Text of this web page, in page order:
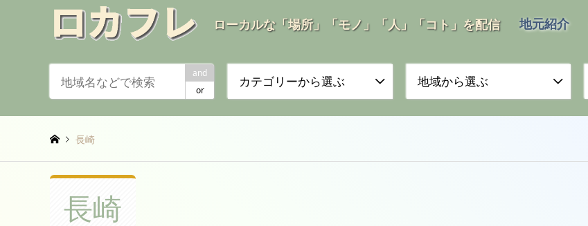
ローカルな「場所」「モノ」「人」「コト」を配信 地元紹介
and
or
カテゴリーから選ぶ 地域から選ぶ
長崎
長崎